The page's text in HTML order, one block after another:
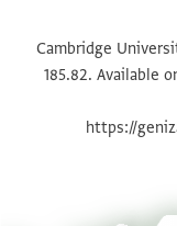
تكبير و تدويرCambridge
185.82. Available
https://